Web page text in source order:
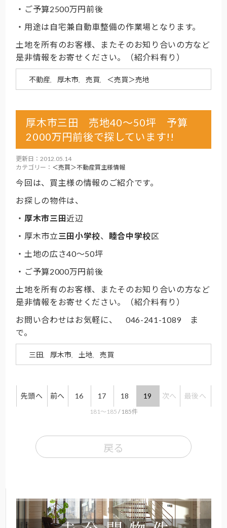
・ご予算2500万円前後
・用途は自宅兼自動車整備の作業場となります。
土地を所有のお客様、またそのお知り合いの方など
是非情報をお寄せください。（紹介料有り）
不動産 厚木市 売買 ＜売買＞売地
厚木市三田 売地40～50坪 予算
2000万円前後で探しています!!
更新日：2012.05.14
カテゴリー： ＜売買＞不動産買主様情報
今回は、買主様の情報のご紹介です。
お探しの物件は、
・ 厚木市三田近辺
・厚木市立三田小学校、 睦合中学校区
・土地の広さ40～50坪
・ご予算2000万円前後
土地を所有のお客様、またそのお知り合いの方など
是非情報をお寄せください。（紹介料有り）
お問い合わせはお気軽に、 046-241-1089 ま
で。
三田 厚木市 土地 売買
先頭へ 前へ 16 17 18 19 次へ 最後へ
181〜185 / 185件
戻る